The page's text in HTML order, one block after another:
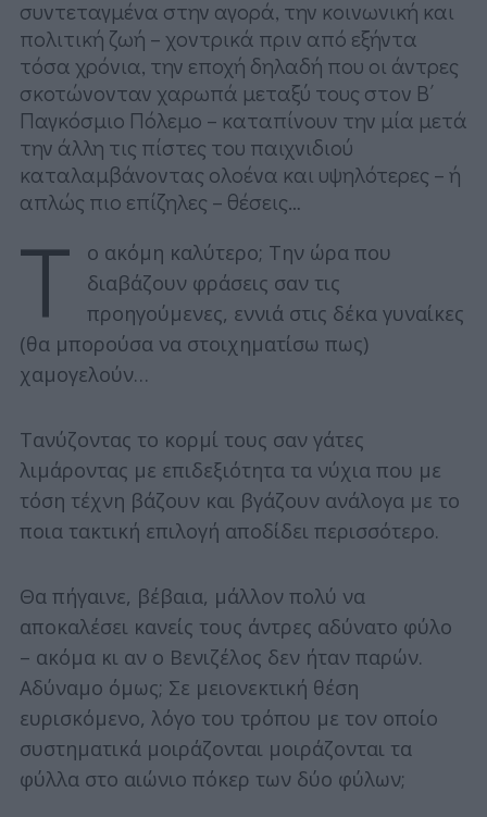
συντεταγμένα στην αγορά, την κοινωνική και
πολιτική ζωή – χοντρικά πριν από εξήντα
τόσα χρόνια, την εποχή δηλαδή που οι άντρες
σκοτώνονταν χαρωπά μεταξύ τους στον Β΄
Παγκόσμιο Πόλεμο – καταπίνουν την μία μετά
την άλλη τις πίστες του παιχνιδιού
καταλαμβάνοντας ολοένα και υψηλότερες – ή
απλώς πιο επίζηλες – θέσεις…
Τ
ο ακόμη καλύτερο; Την ώρα που
διαβάζουν φράσεις σαν τις
προηγούμενες, εννιά στις δέκα γυναίκες
(θα μπορούσα να στοιχηματίσω πως)
χαμογελούν…
Τανύζοντας το κορμί τους σαν γάτες
λιμάροντας με επιδεξιότητα τα νύχια που με
τόση τέχνη βάζουν και βγάζουν ανάλογα με το
ποια τακτική επιλογή αποδίδει περισσότερο.
Θα πήγαινε, βέβαια, μάλλον πολύ να
αποκαλέσει κανείς τους άντρες αδύνατο φύλο
– ακόμα κι αν ο Βενιζέλος δεν ήταν παρών.
Αδύναμο όμως; Σε μειονεκτική θέση
ευρισκόμενο, λόγο του τρόπου με τον οποίο
συστηματικά μοιράζονται μοιράζονται τα
φύλλα στο αιώνιο πόκερ των δύο φύλων;